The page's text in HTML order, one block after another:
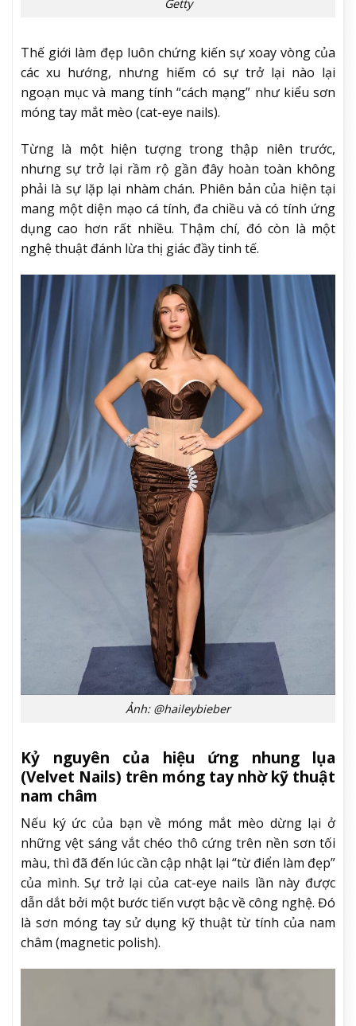
Getty
Thế giới làm đẹp luôn chứng kiến sự xoay vòng của
các xu hướng, nhưng hiếm có sự trở lại nào lại
ngoạn mục và mang tính “cách mạng” như kiểu sơn
móng tay mắt mèo (cat-eye nails).
Từng là một hiện tượng trong thập niên trước,
nhưng sự trở lại rầm rộ gần đây hoàn toàn không
phải là sự lặp lại nhàm chán. Phiên bản của hiện tại
mang một diện mạo cá tính, đa chiều và có tính ứng
dụng cao hơn rất nhiều. Thậm chí, đó còn là một
nghệ thuật đánh lừa thị giác đầy tinh tế.
Ảnh: @haileybieber
Kỷ nguyên của hiệu ứng nhung lụa
(Velvet Nails) trên móng tay nhờ kỹ thuật
nam châm
Nếu ký ức của bạn về móng mắt mèo dừng lại ở
những vệt sáng vắt chéo thô cứng trên nền sơn tối
màu, thì đã đến lúc cần cập nhật lại “từ điển làm đẹp”
của mình. Sự trở lại của cat-eye nails lần này được
dẫn dắt bởi một bước tiến vượt bậc về công nghệ. Đó
là sơn móng tay sử dụng kỹ thuật từ tính của nam
châm (magnetic polish).